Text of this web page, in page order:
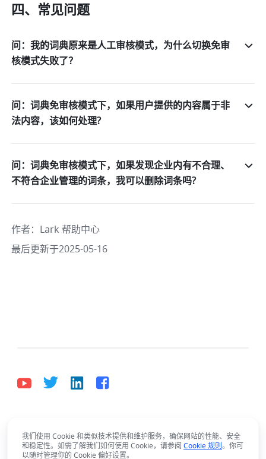
四、常见问题
问：我的词典原来是人工审核模式，为什么切换免审
核模式失败了？
问：词典免审核模式下，如果用户提供的内容属于非
法内容，该如何处理?
问：词典免审核模式下，如果发现企业内有不合理、
不符合企业管理的词条，我可以删除词条吗?
作者： Lark 帮助中心
最后更新于2025-05-16
Bahasa Indonesia Deutsch English
Español
我们使用 Cookie 和类似技术提供和维护服务，确保网站的性能、安全
和稳定性。如需了解我们如何使用 Cookie，请参阅 Cookie 规则。你可
以随时管理你的 Cookie 偏好设置。